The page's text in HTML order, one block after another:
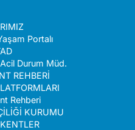
Portalı
Durum Müd.
REHBERİ
Rehberi
KURUMU